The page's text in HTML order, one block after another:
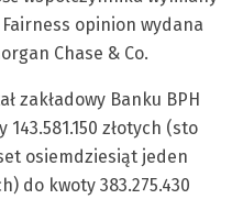
opinion wydana
Chase & Co.
zakładowy Banku BPH
złotych (sto
osiemdziesiąt jeden
do kwoty 383.275.430